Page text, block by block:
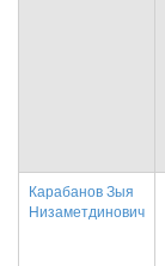
Карабанов Зыя
Низаметдинович